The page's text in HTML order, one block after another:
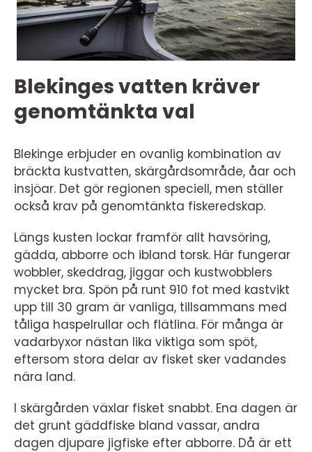
Blekinges vatten kräver
genomtänkta val
Blekinge erbjuder en ovanlig kombination av
bräckta kustvatten, skärgårdsområde, åar och
insjöar. Det gör regionen speciell, men ställer
också krav på genomtänkta fiskeredskap.
Längs kusten lockar framför allt havsöring,
gädda, abborre och ibland torsk. Här fungerar
wobbler, skeddrag, jiggar och kustwobblers
mycket bra. Spön på runt 910 fot med kastvikt
upp till 30 gram är vanliga, tillsammans med
tåliga haspelrullar och flätlina. För många är
vadarbyxor nästan lika viktiga som spöt,
eftersom stora delar av fisket sker vadandes
nära land.
I skärgården växlar fisket snabbt. Ena dagen är
det grunt gäddfiske bland vassar, andra
dagen djupare jigfiske efter abborre. Då är ett